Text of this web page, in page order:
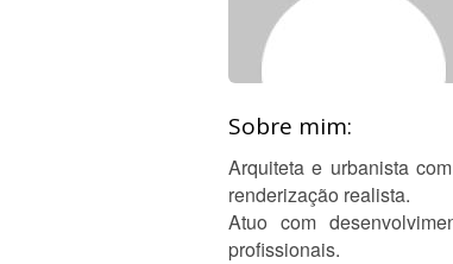
Sobre mim:
Arquiteta e urbanista
renderização realista.
Atuo com
profissionais.